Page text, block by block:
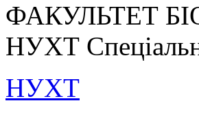
ФАКУЛЬТЕТ
НУХТ
НУХТ